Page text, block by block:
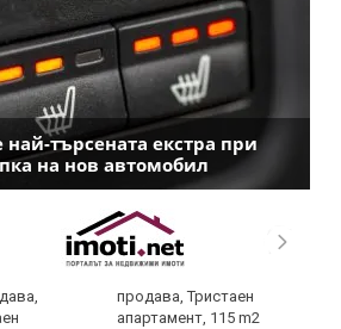
най-търсената екстра при
на нов автомобил
продава, Тристаен
апартамент, 115 m2